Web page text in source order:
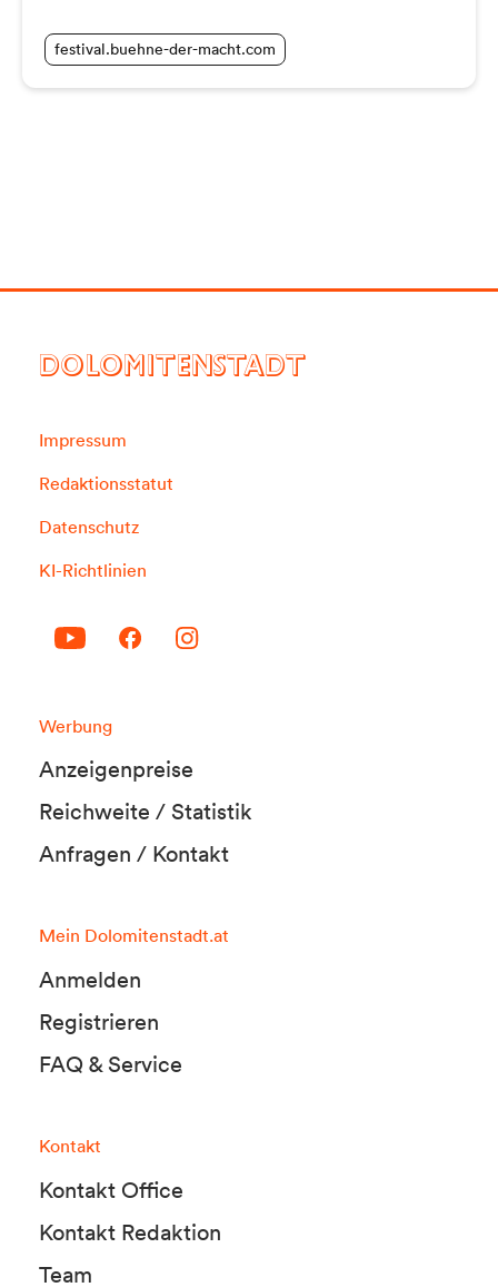
festival.buehne-der-macht.com
DOLOMITENSTADT
Impressum
Redaktionsstatut
Datenschutz
KI-Richtlinien
Werbung
Anzeigenpreise
Reichweite / Statistik
Anfragen / Kontakt
Mein Dolomitenstadt.at
Anmelden
Registrieren
FAQ & Service
Kontakt
Kontakt Office
Kontakt Redaktion
Team